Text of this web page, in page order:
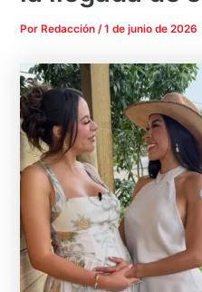
Por Redacción/1 de junio de 2026